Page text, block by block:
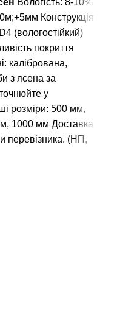
Вологість: 8-10%
Конструкція
(вологостійкий)
покриття
калібрована,
з ясена за
у
розміри: 500 мм,
, 1000 мм Доставка :
перевізника. (НП,